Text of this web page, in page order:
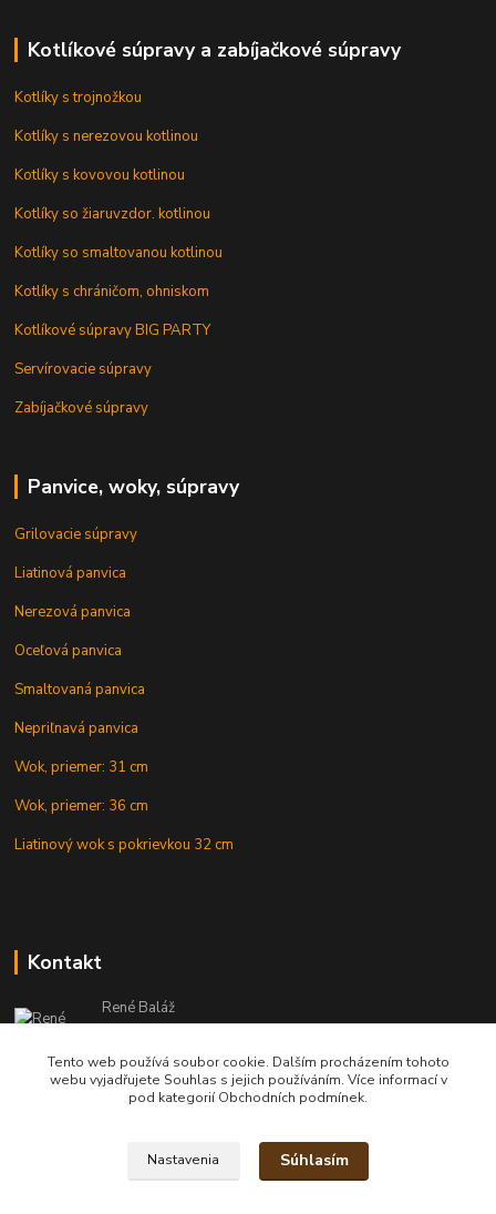
Kotlíkové súpravy a zabíjačkové súpravy
Kotlíky s trojnožkou
Kotlíky s nerezovou kotlinou
Kotlíky s kovovou kotlinou
Kotlíky so žiaruvzdor. kotlinou
Kotlíky so smaltovanou kotlinou
Kotlíky s chráničom, ohniskom
Kotlíkové súpravy BIG PARTY
Servírovacie súpravy
Zabíjačkové súpravy
Panvice, woky, súpravy
Grilovacie súpravy
Liatinová panvica
Nerezová panvica
Oceľová panvica
Smaltovaná panvica
Nepriľnavá panvica
Wok, priemer: 31 cm
Wok, priemer: 36 cm
Liatinový wok s pokrievkou 32 cm
Kontakt
René Baláž
Eshop: +421 902 212 007
od 8:00 - do 16:00 hod
info@kotlikyshop.sk
Tento web používá soubor cookie. Dalším procházením tohoto
webu vyjadřujete Souhlas s jejich používáním. Více informací v
pod kategorií Obchodních podmínek.
Nastavenia Súhlasím